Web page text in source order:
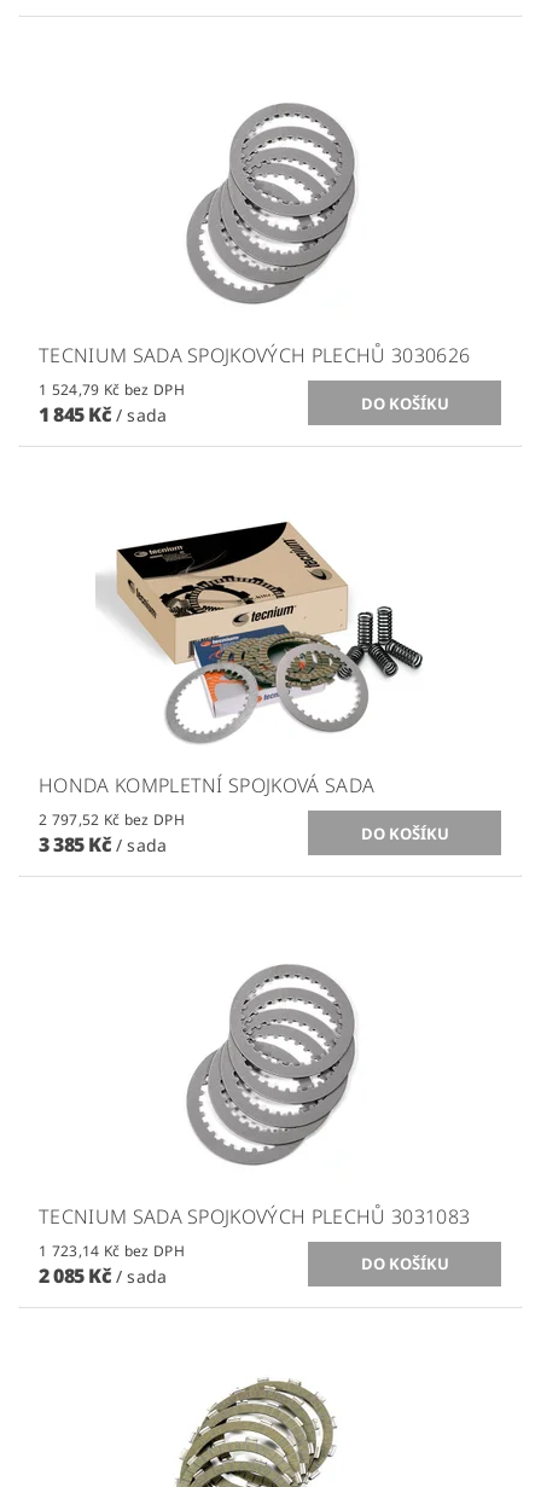
TECNIUM SADA SPOJKOVÝCH PLECHŮ 3030626
1 524,79 Kč bez DPH
1 845 Kč / sada
HONDA KOMPLETNÍ SPOJKOVÁ SADA
2 797,52 Kč bez DPH
3 385 Kč / sada
TECNIUM SADA SPOJKOVÝCH PLECHŮ 3031083
1 723,14 Kč bez DPH
2 085 Kč / sada